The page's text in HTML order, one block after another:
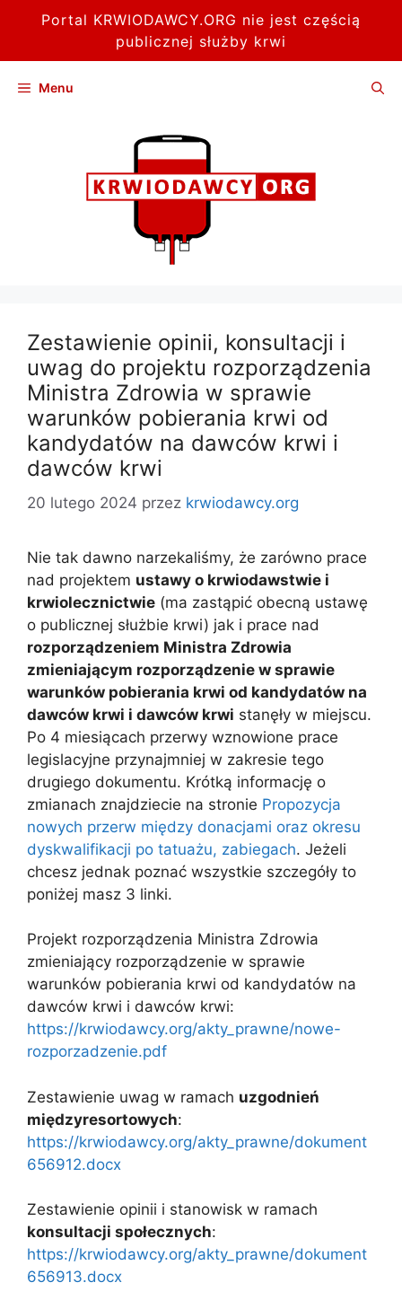
Portal KRWIODAWCY.ORG nie jest częścią
publicznej służby krwi
Menu
Zestawienie opinii, konsultacji i
uwag do projektu rozporządzenia
Ministra Zdrowia w sprawie
warunków pobierania krwi od
kandydatów na dawców krwi i
dawców krwi
20 lutego 2024 przez krwiodawcy.org
Nie tak dawno narzekaliśmy, że zarówno prace
nad projektem ustawy o krwiodawstwie i
krwiolecznictwie (ma zastąpić obecną ustawę
o publicznej służbie krwi) jak i prace nad
rozporządzeniem Ministra Zdrowia
zmieniającym rozporządzenie w sprawie
warunków pobierania krwi od kandydatów na
dawców krwi i dawców krwi stanęły w miejscu.
Po 4 miesiącach przerwy wznowione prace
legislacyjne przynajmniej w zakresie tego
drugiego dokumentu. Krótką informację o
zmianach znajdziecie na stronie Propozycja
nowych przerw między donacjami oraz okresu
dyskwalifikacji po tatuażu, zabiegach. Jeżeli
chcesz jednak poznać wszystkie szczegóły to
poniżej masz 3 linki.
Projekt rozporządzenia Ministra Zdrowia
zmieniający rozporządzenie w sprawie
warunków pobierania krwi od kandydatów na
dawców krwi i dawców krwi:
https://krwiodawcy.org/akty_prawne/nowe-
rozporzadzenie.pdf
Zestawienie uwag w ramach uzgodnień
międzyresortowych:
https://krwiodawcy.org/akty_prawne/dokument
656912.docx
Zestawienie opinii i stanowisk w ramach
konsultacji społecznych:
https://krwiodawcy.org/akty_prawne/dokument
656913.docx